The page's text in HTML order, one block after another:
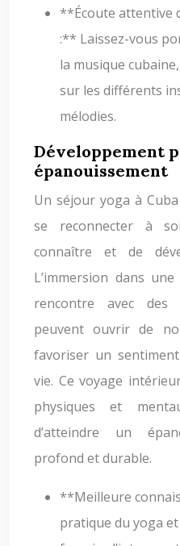
**Écoute attentive
:** Laissez-vous
la musique
sur les différents
mélodies.
Développement
épanouissement
Un séjour yoga à
se reconnecter à
connaître et de
L’immersion dans
rencontre avec des
peuvent ouvrir de
favoriser un
vie. Ce voyage
physiques et
d’atteindre un
profond et durable.
**Meilleure
pratique du yoga